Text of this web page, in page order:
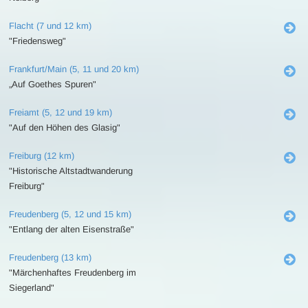
Flacht (7 und 12 km)
"Friedensweg"
Frankfurt/Main (5, 11 und 20 km)
„Auf Goethes Spuren"
Freiamt (5, 12 und 19 km)
"Auf den Höhen des Glasig"
Freiburg (12 km)
"Historische Altstadtwanderung
Freiburg"
Freudenberg (5, 12 und 15 km)
"Entlang der alten Eisenstraße"
Freudenberg (13 km)
"Märchenhaftes Freudenberg im
Siegerland"